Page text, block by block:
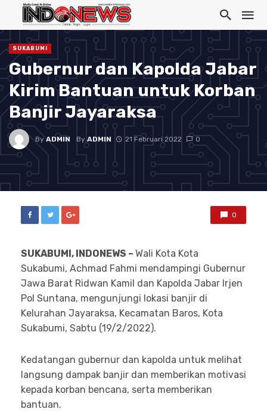
SUKABUMI
Gubernur dan Kapolda Jabar
Kirim Bantuan untuk Korban
Banjir Jayaraksa
ByADMIN ByADMIN 21 Februari 2022 0
0
SUKABUMI, INDONEWS – Wali Kota Kota
Sukabumi, Achmad Fahmi mendampingi Gubernur
Jawa Barat Ridwan Kamil dan Kapolda Jabar Irjen
Pol Suntana, mengunjungi lokasi banjir di
Kelurahan Jayaraksa, Kecamatan Baros, Kota
Sukabumi, Sabtu (19/2/2022).
Kedatangan gubernur dan kapolda untuk melihat
langsung dampak banjir dan memberikan motivasi
kepada korban bencana, serta memberikan
bantuan.